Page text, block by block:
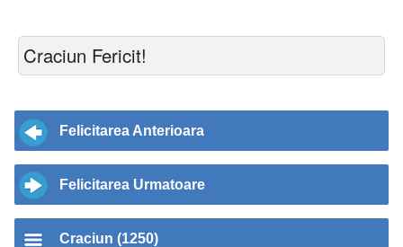
Craciun Fericit!
Felicitarea Anterioara
Felicitarea Urmatoare
Craciun (1250)